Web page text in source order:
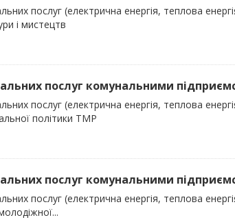
послуг (електрична енергія, теплова
і мистецтв
послуг комунальними
послуг (електрична енергія, теплова
політики ТМР
послуг комунальними
послуг (електрична енергія, теплова